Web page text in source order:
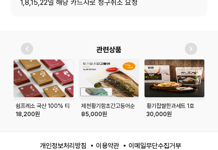
1,8,15,22일 해당 카드사로 청구취소 요청
관련상품
쉼프레소 국산 100% 티
백 우슬차, 황기차, 오미
18,200원
제천황기함초간고등어순
살 175 g*10팩[노르웨
85,000원
황기찹쌀한과세트 1호
(480g)
30,000원
개인정보처리방침 이용약관
이메일무단수집거부